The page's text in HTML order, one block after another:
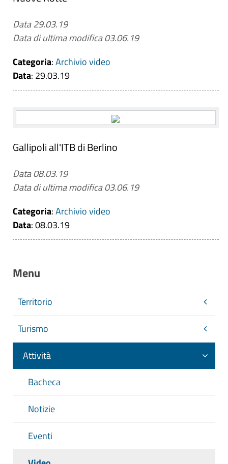
Data 29.03.19
Data di ultima modifica 03.06.19
Categoria:Archivio video
Data: 29.03.19
Gallipoli all'ITB di Berlino
Data 08.03.19
Data di ultima modifica 03.06.19
Categoria:Archivio video
Data: 08.03.19
Menu
Territorio
Turismo
Attività
Bacheca
Notizie
Eventi